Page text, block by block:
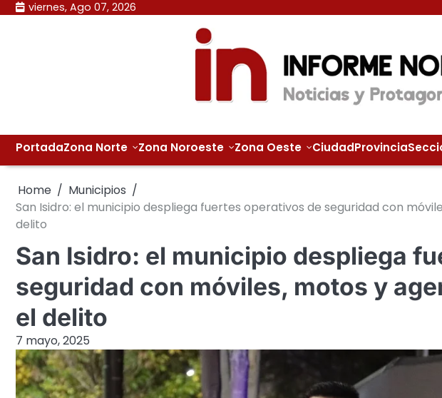
Skip viernes, Ago 07, 2026
PortadaZona Norte Zona Noroeste Zona Oeste CiudadProvincia
Home
Municipios
San Isidro: el municipio despliega fuertes operativos de seguridad con
delito
San Isidro: el municipio despliega
seguridad con móviles, motos y
el delito
7 mayo, 2025